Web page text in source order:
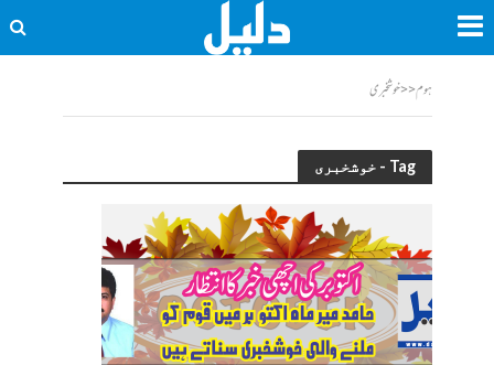
ہوم<<خوشخبری
Tag - خوشخبری